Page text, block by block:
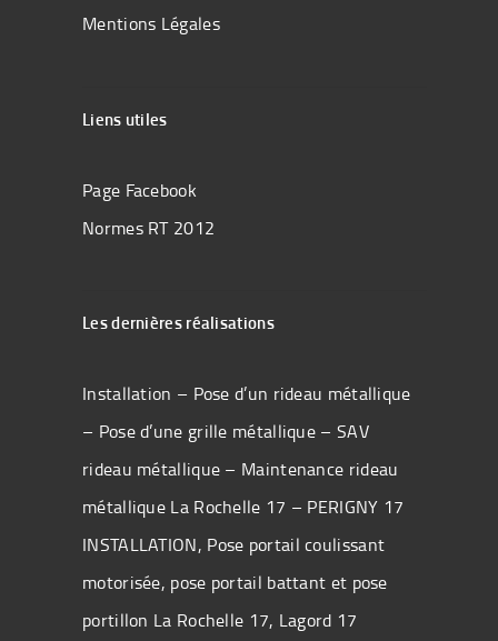
Mentions Légales
Liens utiles
Page Facebook
Normes RT 2012
Les dernières réalisations
Installation – Pose d’un rideau métallique
– Pose d’une grille métallique – SAV
rideau métallique – Maintenance rideau
métallique La Rochelle 17 – PERIGNY 17
INSTALLATION, Pose portail coulissant
motorisée, pose portail battant et pose
portillon La Rochelle 17, Lagord 17